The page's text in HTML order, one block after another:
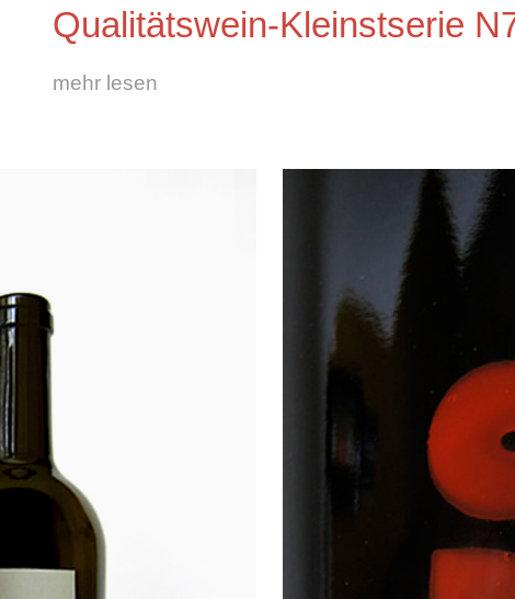
Qualitätswein-Kleinstserie
mehr lesen